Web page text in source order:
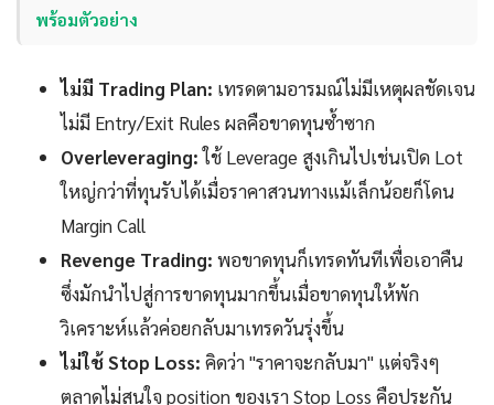
พร้อมตัวอย่าง
ไม่มี Trading Plan: เทรดตามอารมณ์ไม่มีเหตุผลชัดเจน
ไม่มี Entry/Exit Rules ผลคือขาดทุนซ้ำซาก
Overleveraging:ใช้ Leverage สูงเกินไปเช่นเปิด Lot
ใหญ่กว่าที่ทุนรับได้เมื่อราคาสวนทางแม้เล็กน้อยก็โดน
Margin Call
Revenge Trading: พอขาดทุนก็เทรดทันทีเพื่อเอาคืน
ซึ่งมักนำไปสู่การขาดทุนมากขึ้นเมื่อขาดทุนให้พัก
วิเคราะห์แล้วค่อยกลับมาเทรดวันรุ่งขึ้น
ไม่ใช้ Stop Loss: คิดว่า "ราคาจะกลับมา" แต่จริงๆ
ตลาดไม่สนใจ position ของเรา Stop Loss คือประกัน